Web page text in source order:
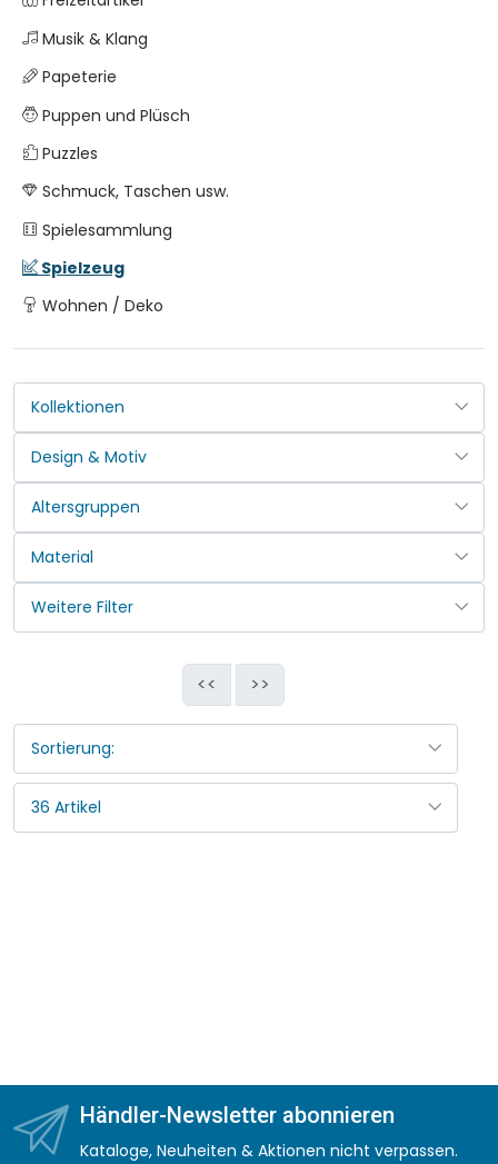
Musik & Klang
Papeterie
Puppen und Plüsch
Puzzles
Schmuck, Taschen usw.
Spielesammlung
Spielzeug
Wohnen / Deko
<< >>
Händler-Newsletter abonnieren
Kataloge, Neuheiten & Aktionen nicht verpassen.